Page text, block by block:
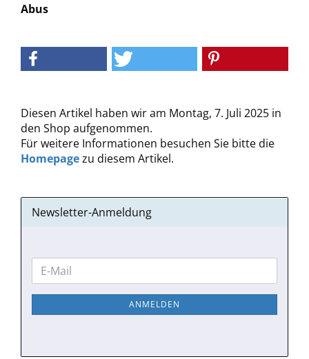
Abus
Diesen Artikel haben wir am Montag, 7. Juli 2025 in
den Shop aufgenommen.
Für weitere Informationen besuchen Sie bitte die
Homepagezu diesem Artikel.
Newsletter-Anmeldung
WEITER
ZUR
NEWSLETTER-
E-
Mail
ANMELDEN